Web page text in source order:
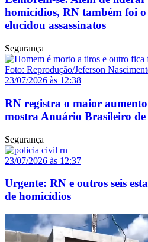
homicídios, RN também foi o
elucidou assassinatos
Segurança
23/07/2026 às 12:38
RN registra o maior
mostra Anuário Brasileiro de
Segurança
23/07/2026 às 12:37
Urgente: RN e outros seis
de homicídios